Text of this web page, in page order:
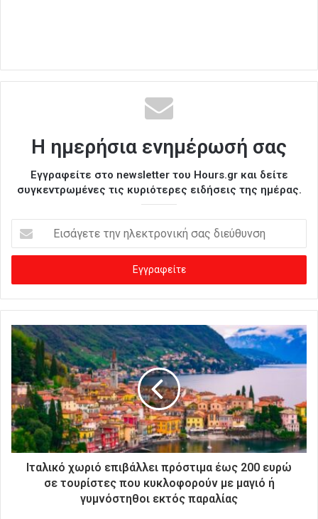
Η ημερήσια ενημέρωσή σας
Εγγραφείτε στο newsletter του Hours.gr και δείτε
συγκεντρωμένες τις κυριότερες ειδήσεις της ημέρας.
σ
γ
ε
ε
τ
ν
η
λ
ε
κ
τ
Ιταλικό χωριό επιβάλλει πρόστιμα έως 200 ευρώ
σε τουρίστες που κυκλοφορούν με μαγιό ή
γυμνόστηθοι εκτός παραλίας